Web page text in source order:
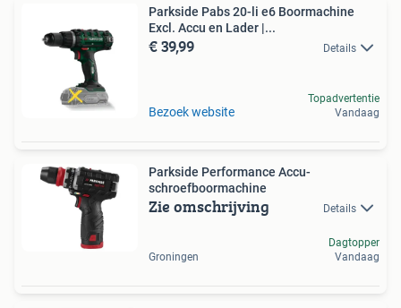
Parkside Pabs 20-li e6 Boormachine
Excl. Accu en Lader |...
€ 39,99 Details
Bezoek website
Topadvertentie
Vandaag
Parkside Performance Accu-
schroefboormachine
Zie omschrijving Details
Groningen
Dagtopper
Vandaag